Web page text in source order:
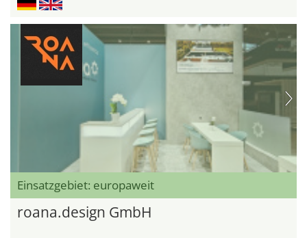
Einsatzgebiet: europaweit
roana.design GmbH